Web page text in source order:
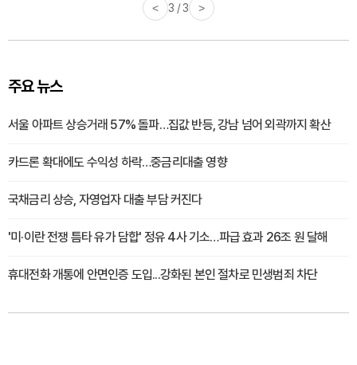
< 3 / 3 >
주요 뉴스
서울 아파트 상승거래 57% 돌파…집값 반등, 강남 넘어 외곽까지 확산
카드론 확대에도 수익성 하락…중금리대출 영향
국채금리 상승, 자영업자 대출 부담 커진다
'미·이란 전쟁 틈타 유가 담합' 정유 4사 기소…파급 효과 26조 원 달해
휴대전화 개통에 안면인증 도입...강화된 본인 절차로 민생범죄 차단